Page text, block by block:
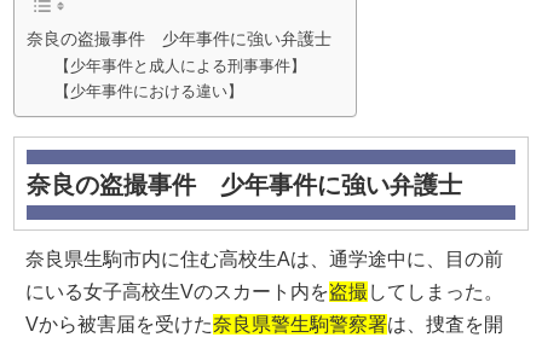
奈良の盗撮事件 少年事件に強い弁護士
【少年事件と成人による刑事事件】
【少年事件における違い】
奈良の盗撮事件 少年事件に強い弁護士
奈良県生駒市内に住む高校生Aは、通学途中に、目の前
にいる女子高校生Vのスカート内を盗撮 してしまった。
Vから被害届を受けた奈良県警生駒警察署は、捜査を開